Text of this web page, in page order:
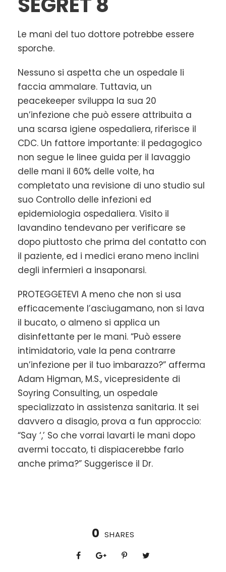
Le mani del tuo dottore potrebbe essere
sporche.
Nessuno si aspetta che un ospedale li
faccia ammalare. Tuttavia, un
peacekeeper sviluppa la sua 20
un’infezione che può essere attribuita a
una scarsa igiene ospedaliera, riferisce il
CDC. Un fattore importante: il pedagogico
non segue le linee guida per il lavaggio
delle mani il 60% delle volte, ha
completato una revisione di uno studio sul
suo Controllo delle infezioni ed
epidemiologia ospedaliera. Visito il
lavandino tendevano per verificare se
dopo piuttosto che prima del contatto con
il paziente, ed i medici erano meno inclini
degli infermieri a insaponarsi.
PROTEGGETEVI A meno che non si usa
efficacemente l’asciugamano, non si lava
il bucato, o almeno si applica un
disinfettante per le mani. “Può essere
intimidatorio, vale la pena contrarre
un’infezione per il tuo imbarazzo?” afferma
Adam Higman, M.S., vicepresidente di
Soyring Consulting, un ospedale
specializzato in assistenza sanitaria. It sei
davvero a disagio, prova a fun approccio:
“Say ‘,’ So che vorrai lavarti le mani dopo
avermi toccato, ti dispiacerebbe farlo
anche prima?” Suggerisce il Dr.
0 SHARES